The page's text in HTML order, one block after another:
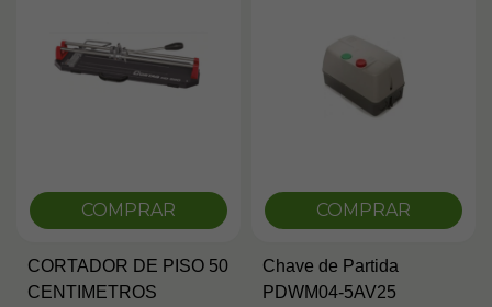
COMPRAR
CORTADOR DE PISO 50
CENTIMETROS
COMPRAR
Chave de Partida
PDWM04-5AV25